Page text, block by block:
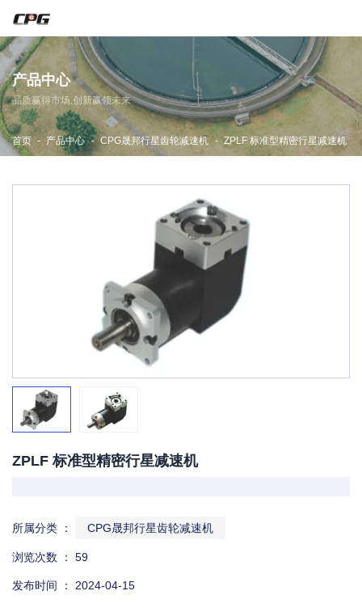
东莞市宇拓传动设备有限公司
主营CPG减速机·晟邦减速机·城邦减速机
服务热线：13729994486
技术咨询：13712967827
产品中心
品质赢得市场,创新赢领未来
首页 - 产品中心 - CPG晟邦行星齿轮减速机 - ZPLF 标准型精密行星减速机
ZPLF 标准型精密行星减速机
所属分类 ： CPG晟邦行星齿轮减速机
浏览次数 ： 59
发布时间 ： 2024-04-15